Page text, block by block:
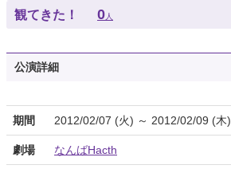
観てきた！ 0人
公演詳細
期間 2012/02/07 (火) ～ 2012/02/09 (木)
劇場 なんばHacth